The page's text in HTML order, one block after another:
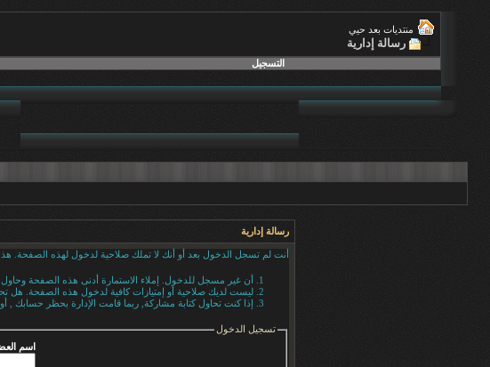
منتديات بعد حيي
رسالة إدارية
التسجيل
رسالة إدارية
أنت لم تسجل الدخول بعد أو أنك لا تملك صلاحية لدخول لهذه الصفحة.
أن غير مسجل للدخول. إملاء الاستمارة أدنى هذه الصفحة
ليست لديك صلاحية أو إمتيازات كافية لدخول هذه الصفحة. هل
إذا كنت تحاول كتابة مشاركة, ربما قامت الإدارة بحظر حسابك ,
تسجيل الدخول
اسم